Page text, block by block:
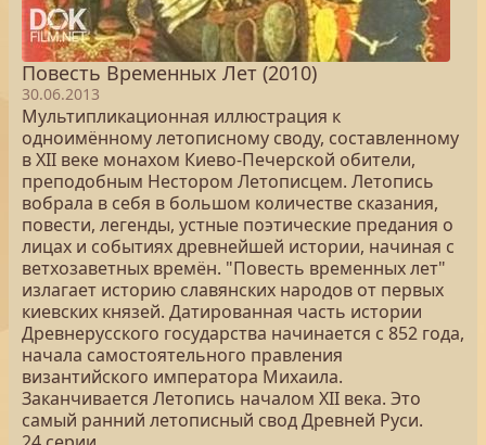
Повесть Временных Лет (2010)
30.06.2013
Мультипликационная иллюстрация к
одноимённому летописному своду, составленному
в XII веке монахом Киево-Печерской обители,
преподобным Нестором Летописцем. Летопись
вобрала в себя в большом количестве сказания,
повести, легенды, устные поэтические предания о
лицах и событиях древнейшей истории, начиная с
ветхозаветных времён. "Повесть временных лет"
излагает историю славянских народов от первых
киевских князей. Датированная часть истории
Древнерусского государства начинается с 852 года,
начала самостоятельного правления
византийского императора Михаила.
Заканчивается Летопись началом XII века. Это
самый ранний летописный свод Древней Руси.